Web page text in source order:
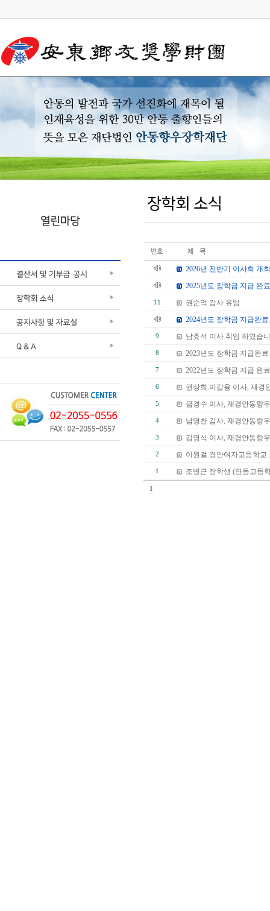
2026년 전반기 이사회 개최
2025년도 장학금 지급 완료
11
권순억 감사 유임
2024년도 장학금 지급완료
9 남효석 이사 취임 하였습
8 2023년도 장학금 지급완료
7 2022년도 장학금 지급 완료
6 권상희.이갑용 이사, 재경
5 금경수 이사, 재경안동향
4 남영찬 감사, 재경안동향
3 김영식 이사, 재경안동향
2 이원걸 경안여자고등학교
1 조병근 장학생 (안동고등
1